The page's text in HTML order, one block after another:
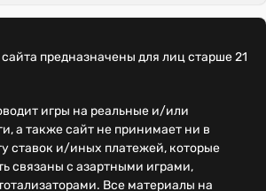
предназначены для лиц старше 21
игры на реальные и/или
а также сайт не принимает ни в
ставок и/иных платежей, которые
связаны с азартными играми,
Все материалы на